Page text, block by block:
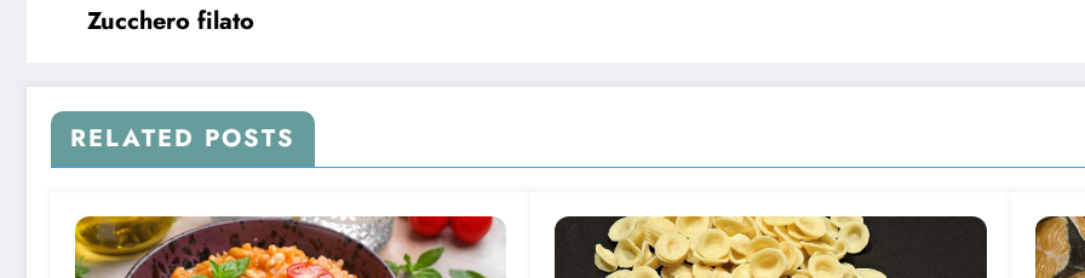
Zucchero filato
RELATED POSTS